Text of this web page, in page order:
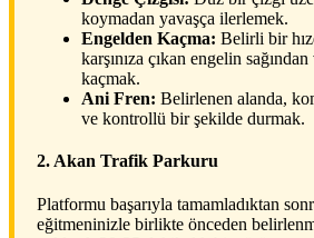
koymadan yavaşça ilerlemek.
Engelden Kaçma: Belirli bir
karşınıza çıkan engelin
kaçmak.
Ani Fren: Belirlenen alanda,
ve kontrollü bir şekilde durmak.
2. Akan Trafik Parkuru
Platformu başarıyla tamamladıktan
eğitmeninizle birlikte önceden